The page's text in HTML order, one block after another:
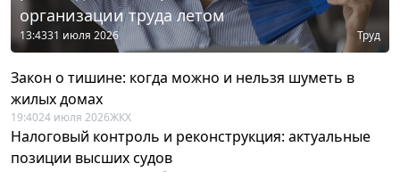
организации труда летом
13:4331 июля 2026 Труд
Закон о тишине: когда можно и нельзя шуметь в
жилых домах
19:4024 июля 2026ЖКХ
Налоговый контроль и реконструкция: актуальные
позиции высших судов